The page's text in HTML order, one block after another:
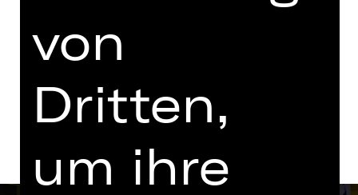
Abo M
Termine und Besetzung
von
Dritten,
um ihre